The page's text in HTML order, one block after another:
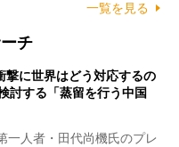
一覧を見る
チ
に世界はどう対応するの
する「蒸留を行う中国
人者・田代尚機氏のプレ